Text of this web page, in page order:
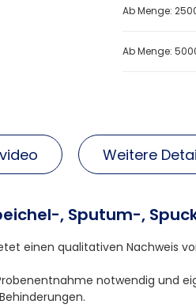
Ab Menge:
Ab Menge:
, Sputum-,
einen qualitativen Nachweis
notwendig und
Weitere